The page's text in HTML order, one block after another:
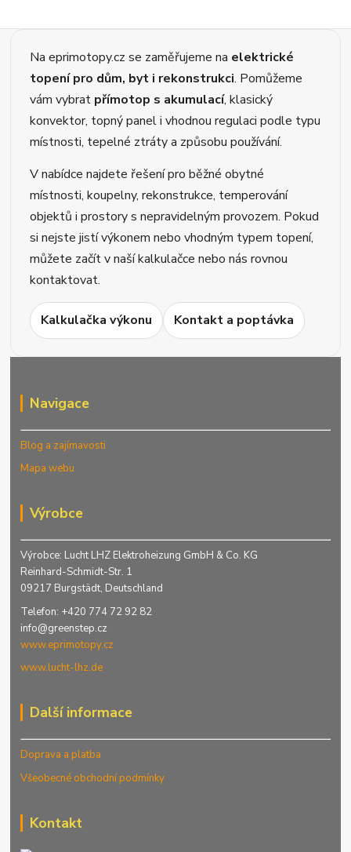
Na eprimotopy.cz se zaměřujeme na elektrické
topení pro dům, byt i rekonstrukci. Pomůžeme
vám vybrat přímotop s akumulací, klasický
konvektor, topný panel i vhodnou regulaci podle typu
místnosti, tepelné ztráty a způsobu používání.
V nabídce najdete řešení pro běžné obytné
místnosti, koupelny, rekonstrukce, temperování
objektů i prostory s nepravidelným provozem. Pokud
si nejste jistí výkonem nebo vhodným typem topení,
můžete začít v naší kalkulačce nebo nás rovnou
kontaktovat.
Kalkulačka výkonu Kontakt a poptávka
Navigace
Blog a zajímavosti
Mapa webu
Výrobce
Výrobce: Lucht LHZ Elektroheizung GmbH & Co. KG
Reinhard-Schmidt-Str. 1
09217 Burgstädt, Deutschland
Telefon: +420 774 72 92 82
info@greenstep.cz
www.eprimotopy.cz
www.lucht-lhz.de
Další informace
Doprava a platba
Všeobecné obchodní podmínky
Kontakt